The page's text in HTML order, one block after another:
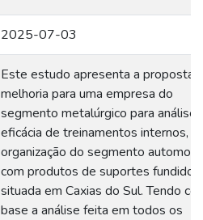
2025-07-03
Este estudo apresenta a proposta
melhoria para uma empresa do
segmento metalúrgico para análise
eficácia de treinamentos internos,
organização do segmento
com produtos de suportes fundidos,
situada em Caxias do Sul. Tendo
base a análise feita em todos os